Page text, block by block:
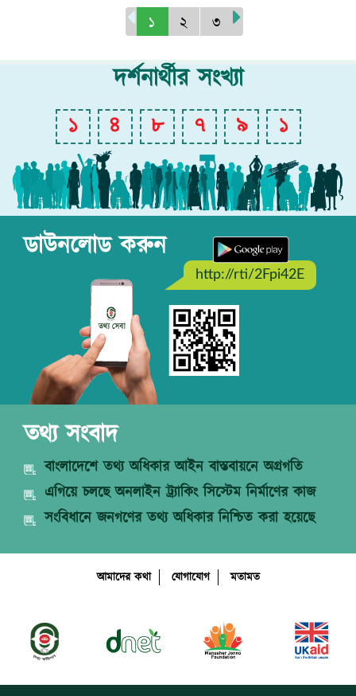
১ ২ ৩
দর্শনার্থীর সংখ্যা
১ ৪ ৮ ৭ ৯ ১
ডাউনলোড করুন
http://rti/2Fpi42E
তথ্য সংবাদ
বাংলাদেশে তথ্য অধিকার আইন বাস্তবায়নে অগ্রগতি
এগিয়ে চলছে অনলাইন ট্র্যাকিং সিস্টেম নির্মাণের কাজ
সংবিধানে জনগণের তথ্য অধিকার নিশ্চিত করা হয়েছে
আমাদের কথা যোগাযোগ মতামত